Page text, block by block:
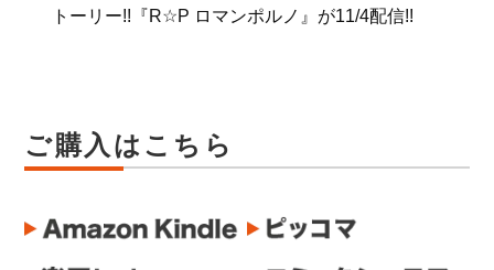
トーリー!!『R☆P ロマンポルノ』が11/4配信!!
ご購入はこちら